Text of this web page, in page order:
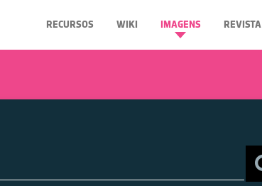
RECURSOS WIKI IMAGENS REVISTA